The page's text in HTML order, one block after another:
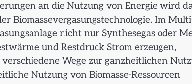
an die Nutzung von Energie wird
Biomassevergasungstechnologie. Im
nicht nur Synthesegas oder
und Restdruck Strom erzeugen,
Wege zur ganzheitlichen
Nutzung von Biomasse-Ressourcen